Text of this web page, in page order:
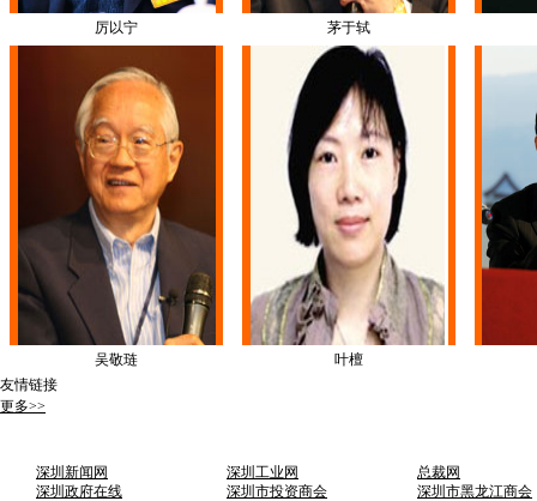
厉以宁 茅于轼
吴敬琏
叶檀
友情链接
更多>>
深圳新闻网
深圳政府在线
深圳工业网
深圳市投资商会
总裁网
深圳市黑龙江商会